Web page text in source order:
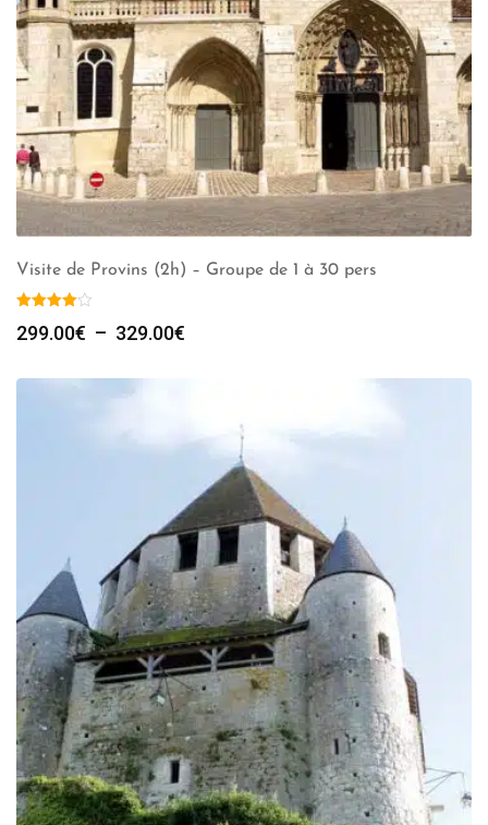
Visite de Provins (2h) – Groupe de 1 à 30 pers
299.00€ – 329.00€
329.00€